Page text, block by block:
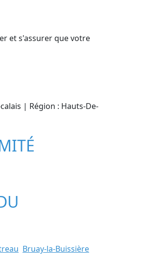
et s'assurer que votre
| Région : Hauts-De-
Bruay-la-Buissière